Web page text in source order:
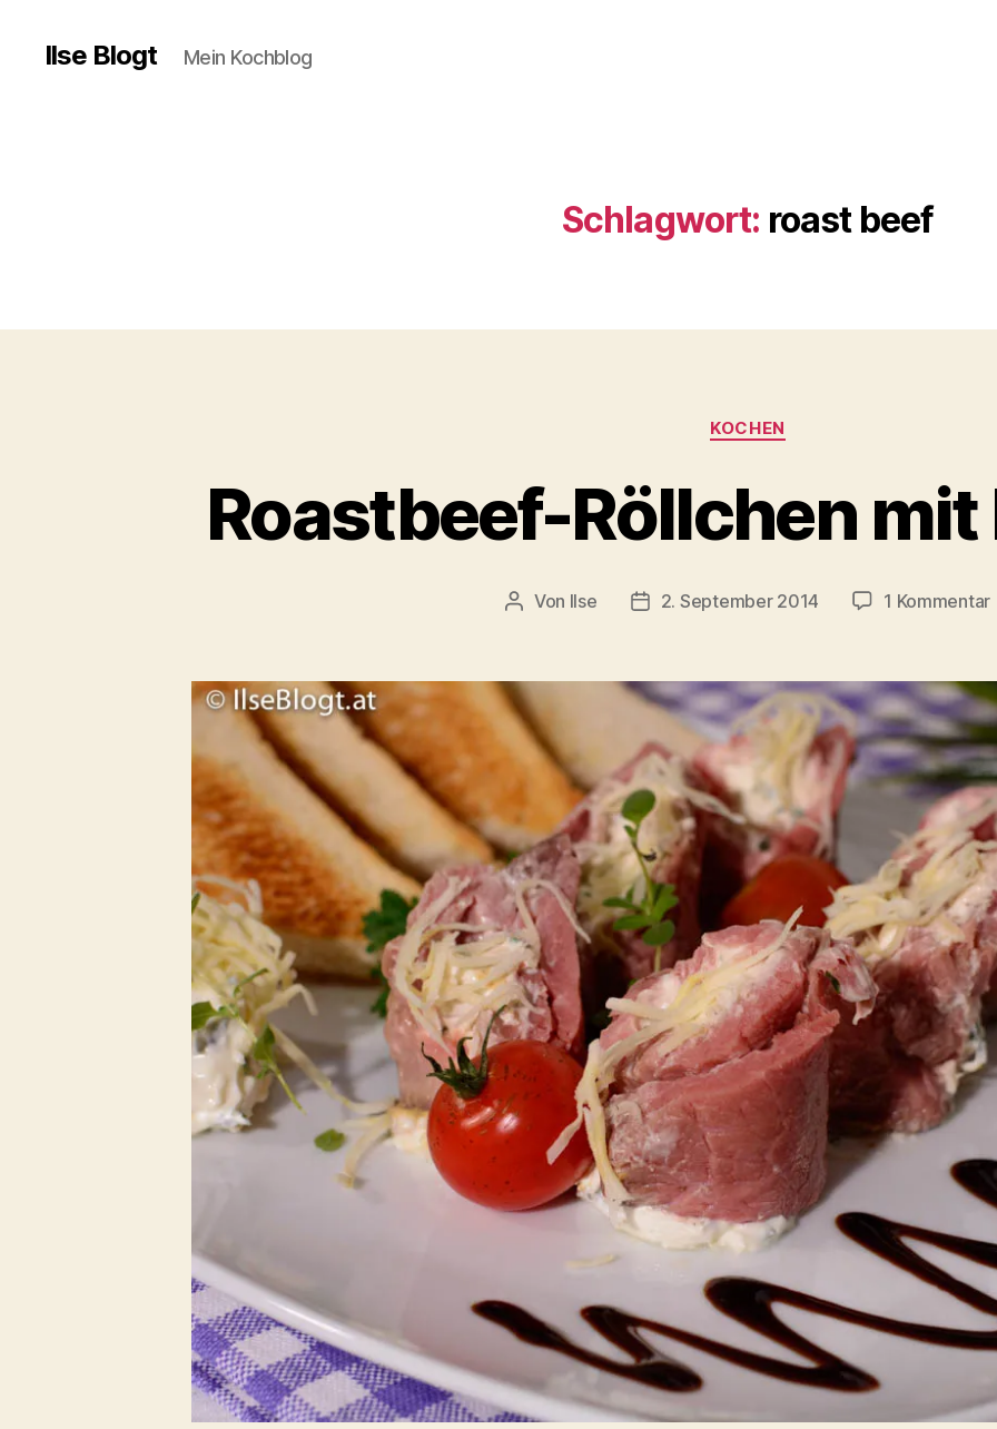
Ilse Blogt Mein Kochblog
Schlagwort: roast beef
Kategorien
KOCHEN
Roastbeef-Röllchen
Beitragsautor
Von Ilse Beitragsdatum
2. September 2014 1 Kommentarzu